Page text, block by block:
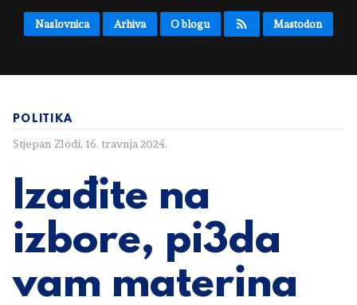
Naslovnica Arhiva O blogu Mastodon
POLITIKA
Stjepan Zlodi, 16. travnja 2024.
Izađite na
izbore, pi3da
vam materina